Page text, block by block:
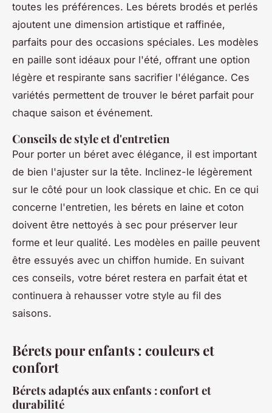
toutes les préférences. Les bérets brodés et perlés
ajoutent une dimension artistique et raffinée,
parfaits pour des occasions spéciales. Les modèles
en paille sont idéaux pour l'été, offrant une option
légère et respirante sans sacrifier l'élégance. Ces
variétés permettent de trouver le béret parfait pour
chaque saison et événement.
Conseils de style et d'entretien
Pour porter un béret avec élégance, il est important
de bien l'ajuster sur la tête. Inclinez-le légèrement
sur le côté pour un look classique et chic. En ce qui
concerne l'entretien, les bérets en laine et coton
doivent être nettoyés à sec pour préserver leur
forme et leur qualité. Les modèles en paille peuvent
être essuyés avec un chiffon humide. En suivant
ces conseils, votre béret restera en parfait état et
continuera à rehausser votre style au fil des
saisons.
Bérets pour enfants : couleurs et
confort
Bérets adaptés aux enfants : confort et
durabilité